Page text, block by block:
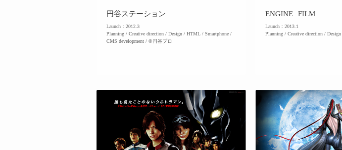
円谷ステーション
Launch：2012.3
Planning / Creative direction / Design / HTML / Smartphone /
CMS development / ©円谷プロ
ENGINE FILM
Launch：2013.1
Planning / Creative direction /